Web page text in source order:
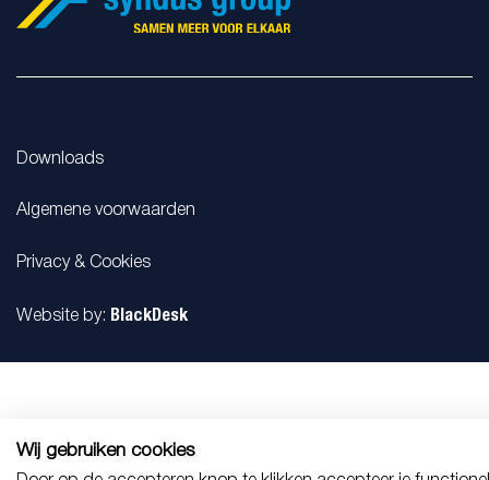
Website by: BlackDesk
Downloads
Algemene voorwaarden
Privacy & Cookies
Wij gebruiken cookies